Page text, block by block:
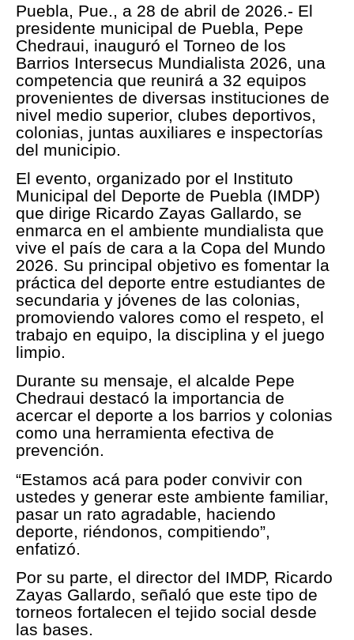
Puebla, Pue., a 28 de abril de 2026.- El
presidente municipal de Puebla, Pepe
Chedraui, inauguró el Torneo de los
Barrios Intersecus Mundialista 2026, una
competencia que reunirá a 32 equipos
provenientes de diversas instituciones de
nivel medio superior, clubes deportivos,
colonias, juntas auxiliares e inspectorías
del municipio.
El evento, organizado por el Instituto
Municipal del Deporte de Puebla (IMDP)
que dirige Ricardo Zayas Gallardo, se
enmarca en el ambiente mundialista que
vive el país de cara a la Copa del Mundo
2026. Su principal objetivo es fomentar la
práctica del deporte entre estudiantes de
secundaria y jóvenes de las colonias,
promoviendo valores como el respeto, el
trabajo en equipo, la disciplina y el juego
limpio.
Durante su mensaje, el alcalde Pepe
Chedraui destacó la importancia de
acercar el deporte a los barrios y colonias
como una herramienta efectiva de
prevención.
“Estamos acá para poder convivir con
ustedes y generar este ambiente familiar,
pasar un rato agradable, haciendo
deporte, riéndonos, compitiendo”,
enfatizó.
Por su parte, el director del IMDP, Ricardo
Zayas Gallardo, señaló que este tipo de
torneos fortalecen el tejido social desde
las bases.